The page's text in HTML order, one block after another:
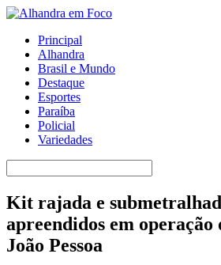
Principal
Alhandra
Brasil e Mundo
Destaque
Esportes
Paraíba
Policial
Variedades
Kit rajada e
apreendidos em operação
João Pessoa